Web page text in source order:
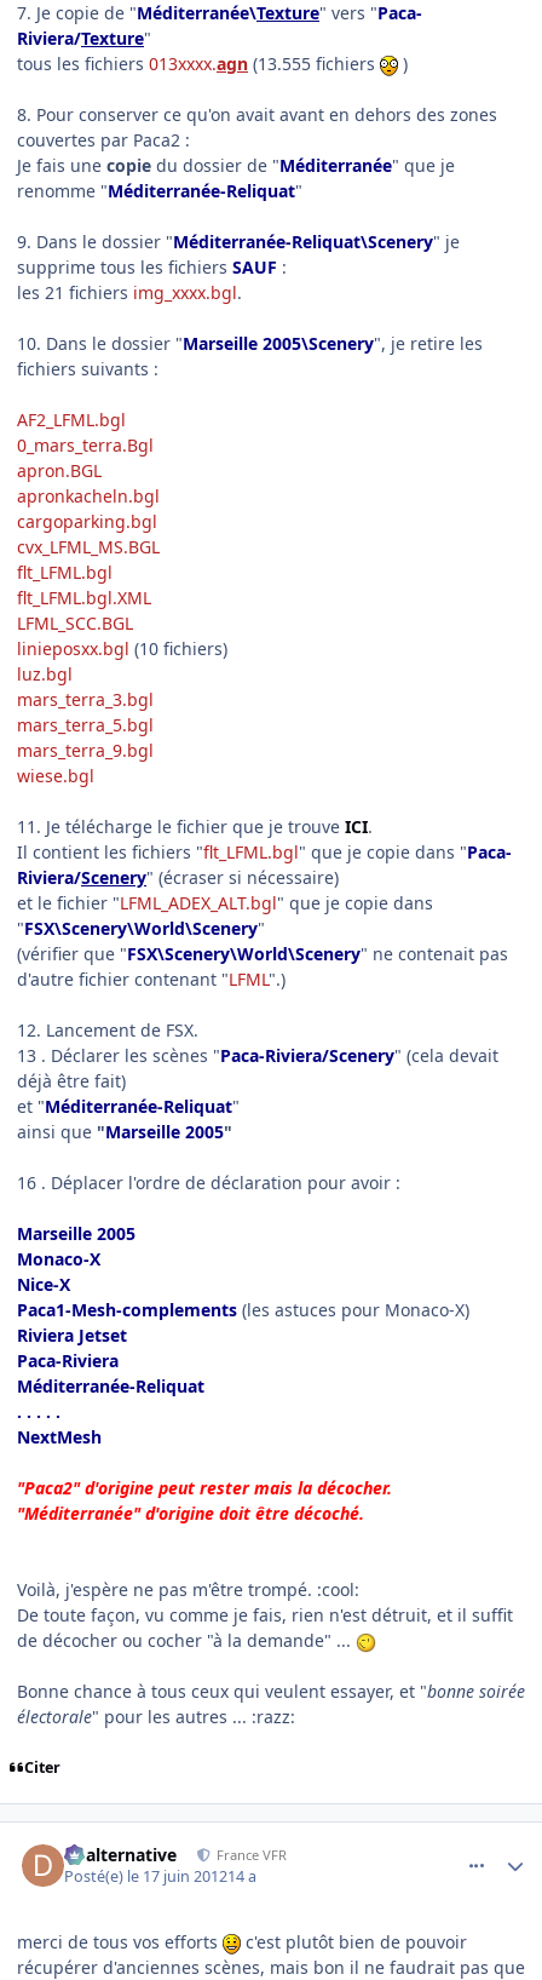
7. Je copie de "Méditerranée\Texture" vers "Paca-
Riviera/Texture"
tous les fichiers 013xxxx.agn (13.555 fichiers )
8. Pour conserver ce qu'on avait avant en dehors des zones
couvertes par Paca2 :
Je fais une copie du dossier de "Méditerranée" que je
renomme "Méditerranée-Reliquat"
9. Dans le dossier "Méditerranée-Reliquat\Scenery" je
supprime tous les fichiers SAUF :
les 21 fichiers img_xxxx.bgl.
10. Dans le dossier "Marseille 2005\Scenery", je retire les
fichiers suivants :
AF2_LFML.bgl
0_mars_terra.Bgl
apron.BGL
apronkacheln.bgl
cargoparking.bgl
cvx_LFML_MS.BGL
flt_LFML.bgl
flt_LFML.bgl.XML
LFML_SCC.BGL
linieposxx.bgl (10 fichiers)
luz.bgl
mars_terra_3.bgl
mars_terra_5.bgl
mars_terra_9.bgl
wiese.bgl
11. Je télécharge le fichier que je trouve ICI.
Il contient les fichiers "flt_LFML.bgl" que je copie dans "Paca-
Riviera/Scenery" (écraser si nécessaire)
et le fichier "LFML_ADEX_ALT.bgl" que je copie dans
"FSX\Scenery\World\Scenery"
(vérifier que "FSX\Scenery\World\Scenery" ne contenait pas
d'autre fichier contenant "LFML".)
12. Lancement de FSX.
13 . Déclarer les scènes "Paca-Riviera/Scenery" (cela devait
déjà être fait)
et "Méditerranée-Reliquat"
ainsi que "Marseille 2005"
16 . Déplacer l'ordre de déclaration pour avoir :
Marseille 2005
Monaco-X
Nice-X
Paca1-Mesh-complements (les astuces pour Monaco-X)
Riviera Jetset
Paca-Riviera
Méditerranée-Reliquat
. . . . .
NextMesh
"Paca2" d'origine peut rester mais la décocher.
"Méditerranée" d'origine doit être décoché.
Voilà, j'espère ne pas m'être trompé. :cool:
De toute façon, vu comme je fais, rien n'est détruit, et il suffit
de décocher ou cocher "à la demande" ...
Bonne chance à tous ceux qui veulent essayer, et "bonne soirée
électorale" pour les autres ... :razz:
Citer
dbalternative France VFR
Posté(e) le 17 juin 201214 a
merci de tous vos efforts
c'est plutôt bien de pouvoir
récupérer d'anciennes scènes, mais bon il ne faudrait pas que